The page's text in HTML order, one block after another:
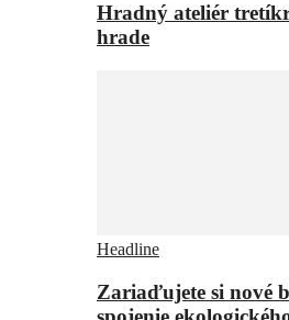
Hradný ateliér
hrade
Headline
Zariaďujete si nové